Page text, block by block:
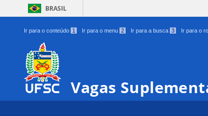
BRASIL
Ir para o conteúdo 1 Ir para o menu 2 Ir para a busca 3 Ir para o
Vagas